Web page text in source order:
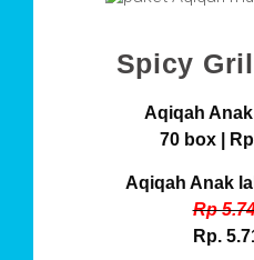
Spicy
Aqiqah
70 box |
Aqiqah Anak
Rp
Rp.